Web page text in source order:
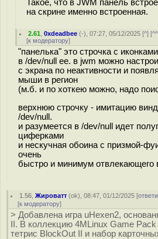
Такое, что в JWM панель
на скрине именно встроенная.
2.61 ,0xdeadbee (-), 07:27, 05/12/2025 [^] [^^
[к модератору]
"панелька" это строчка с
в /dev/null ее. в jwm можно
с экрана по неактивности и
мыши в регион
(м.б. и по хоткею можно, надо
верхнюю строчку - имитацию
/dev/null.
и разумеется в /dev/null идет
циферками
и нескучная обоина с призмой-
очень
быстро и минимум отвлекающего
1.56 ,Жироватт (ok), 08:47, 01/12/2025 [
[к модератору]
> Добавлена игра uHexen2,
II. В коллекцию 4MLinux Game
тетрис BlockOut II и набор